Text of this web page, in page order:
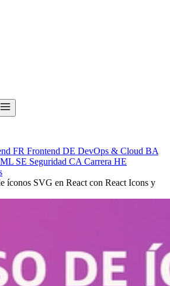
FR Frontend DE DevOps & Cloud BA
SE Seguridad CA Carrera HE
íconos SVG en React con React Icons y